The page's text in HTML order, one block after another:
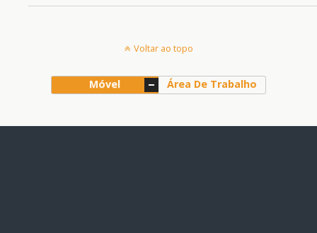
Voltar ao topo
Móvel Área De Trabalho